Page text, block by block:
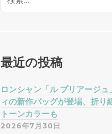
索
最近の投稿
ロンシャン「ル プリアージ
ィの新作バッグが登場、折り
トーンカラーも
2026年7月30日